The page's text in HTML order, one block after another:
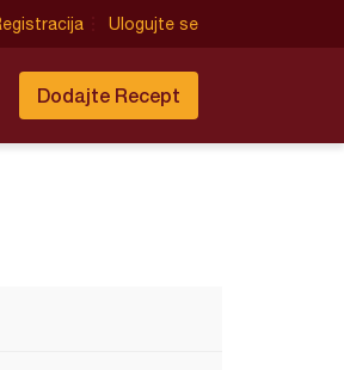
Ulogujte se
Dodajte Recept